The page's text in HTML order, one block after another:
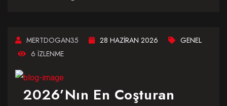
MERTDOGAN35 28 HAZIRAN 2026
GENEL
6 IZLENME
2026’nın En Coşturan